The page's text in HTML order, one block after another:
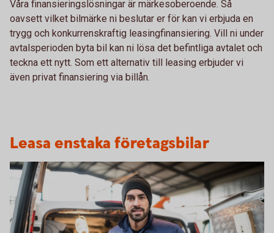
Våra finansieringslösningar är märkesoberoende. Så
oavsett vilket bilmärke ni beslutar er för kan vi erbjuda en
trygg och konkurrenskraftig leasingfinansiering. Vill ni under
avtalsperioden byta bil kan ni lösa det befintliga avtalet och
teckna ett nytt. Som ett alternativ till leasing erbjuder vi
även privat finansiering via billån.
Leasa enstaka företagsbilar